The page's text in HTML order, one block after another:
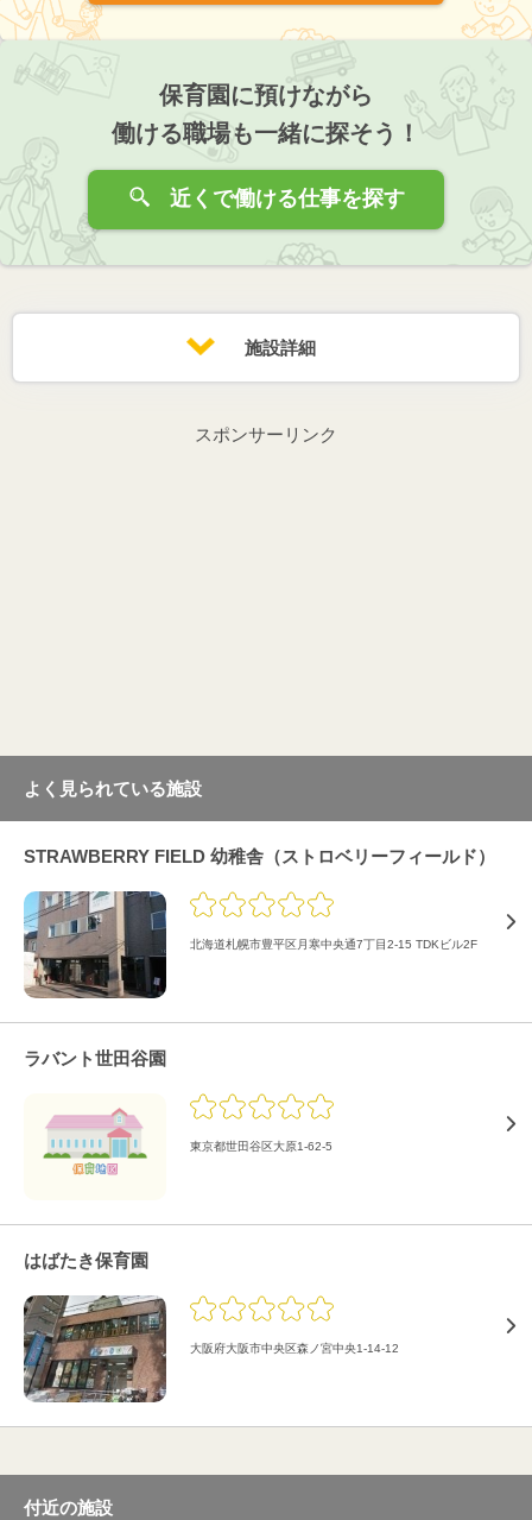
保育園に預けながら
働ける職場も一緒に探そう！
近くで働ける仕事を探す
施設詳細
スポンサーリンク
よく見られている施設
STRAWBERRY FIELD 幼稚舎（ストロベリーフィールド）
北海道札幌市豊平区月寒中央通7丁目2-15 TDKビル2F
ラバント世田谷園
東京都世田谷区大原1-62-5
はばたき保育園
大阪府大阪市中央区森ノ宮中央1-14-12
付近の施設